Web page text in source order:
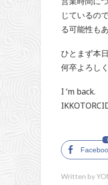
じているの
る可能性も
ひとまず本
何卒よろし
I ‘m back.
Written by